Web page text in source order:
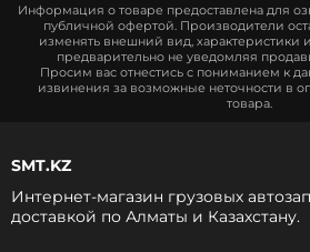
Информация о товаре предоставлена для
публичной офертой. Производители
изменять внешний вид, характеристики
предварительно не уведомляя
Просим вас отнестись с пониманием к
извинения за возможные неточности в
товара.
SMT.KZ
Интернет-магазин грузовых
доставкой по Алматы и Казахстану.